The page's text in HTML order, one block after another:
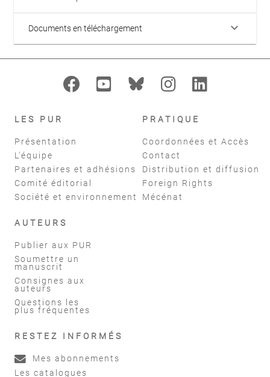
Documents en téléchargement keyboard_arrow_down
LES PUR
Présentation
L'équipe
Partenaires et adhésions
Comité éditorial
Société et environnement
PRATIQUE
Coordonnées et Accès
Contact
Distribution et diffusion
Foreign Rights
Mécénat
AUTEURS
Publier aux PUR
Soumettre un
manuscrit
Consignes aux
auteurs
Questions les
plus fréquentes
RESTEZ INFORMÉS
Mes abonnements
Les catalogues